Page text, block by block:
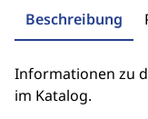
Beschreibung
Informationen zu
im Katalog.